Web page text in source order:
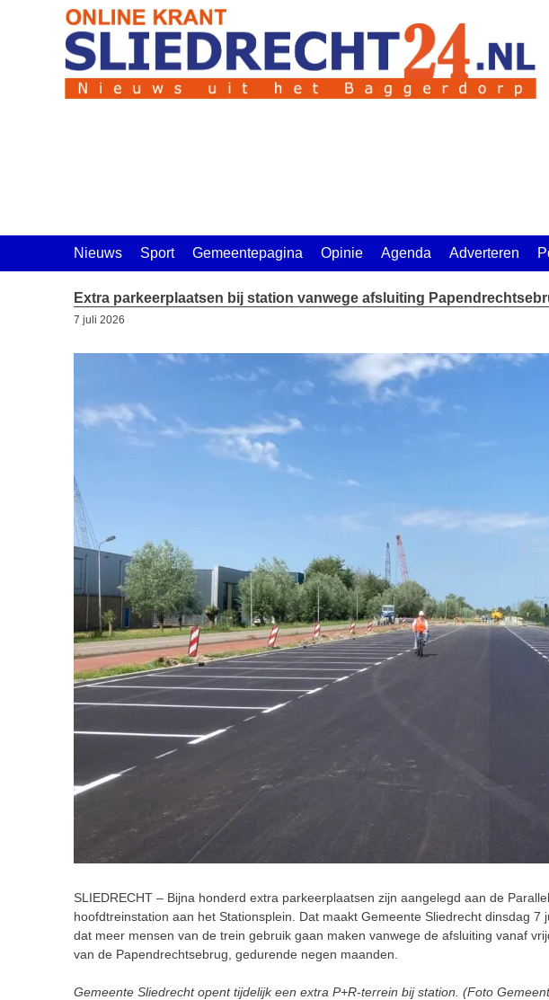
Nieuws Sport Gemeentepagina Opinie Agenda Adverteren
Extra parkeerplaatsen bij station vanwege afsluiting
7 juli 2026
SLIEDRECHT – Bijna honderd extra parkeerplaatsen zijn aangelegd aan de
hoofdtreinstation aan het Stationsplein. Dat maakt Gemeente Sliedrecht dinsdag 7
dat meer mensen van de trein gebruik gaan maken vanwege de afsluiting vanaf
van de Papendrechtsebrug, gedurende negen maanden.
Gemeente Sliedrecht opent tijdelijk een extra P+R-terrein bij station. (Foto